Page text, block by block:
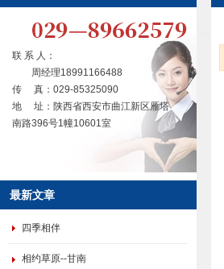
联 系 人：
周经理18991166488
传 真：029-85325090
地 址：陕西省西安市曲江新区雁塔
南路396号1幢10601室
最新文章
四季相伴
相约草原--甘南